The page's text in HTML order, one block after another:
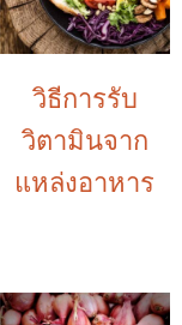
วิธีการรับ
วิตามินจาก
แหล่งอาหาร